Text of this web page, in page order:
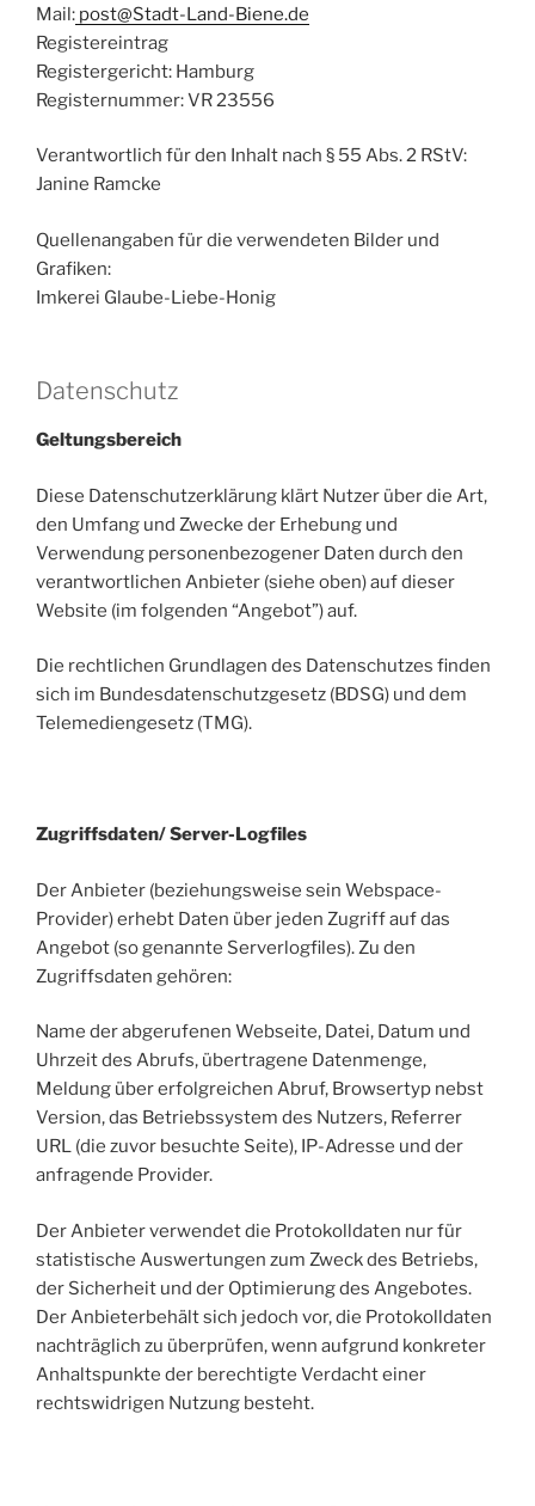
Mail: post@Stadt-Land-Biene.de
Registereintrag
Registergericht: Hamburg
Registernummer: VR 23556
Verantwortlich für den Inhalt nach § 55 Abs. 2 RStV:
Janine Ramcke
Quellenangaben für die verwendeten Bilder und
Grafiken:
Imkerei Glaube-Liebe-Honig
Datenschutz
Geltungsbereich
Diese Datenschutzerklärung klärt Nutzer über die Art,
den Umfang und Zwecke der Erhebung und
Verwendung personenbezogener Daten durch den
verantwortlichen Anbieter (siehe oben) auf dieser
Website (im folgenden “Angebot”) auf.
Die rechtlichen Grundlagen des Datenschutzes finden
sich im Bundesdatenschutzgesetz (BDSG) und dem
Telemediengesetz (TMG).
Zugriffsdaten/ Server-Logfiles
Der Anbieter (beziehungsweise sein Webspace-
Provider) erhebt Daten über jeden Zugriff auf das
Angebot (so genannte Serverlogfiles). Zu den
Zugriffsdaten gehören:
Name der abgerufenen Webseite, Datei, Datum und
Uhrzeit des Abrufs, übertragene Datenmenge,
Meldung über erfolgreichen Abruf, Browsertyp nebst
Version, das Betriebssystem des Nutzers, Referrer
URL (die zuvor besuchte Seite), IP-Adresse und der
anfragende Provider.
Der Anbieter verwendet die Protokolldaten nur für
statistische Auswertungen zum Zweck des Betriebs,
der Sicherheit und der Optimierung des Angebotes.
Der Anbieterbehält sich jedoch vor, die Protokolldaten
nachträglich zu überprüfen, wenn aufgrund konkreter
Anhaltspunkte der berechtigte Verdacht einer
rechtswidrigen Nutzung besteht.